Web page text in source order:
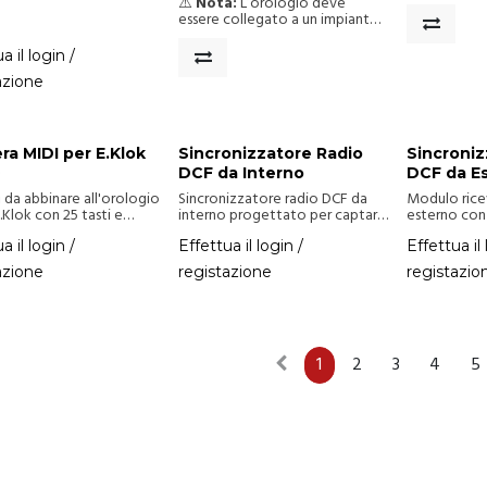
Da utilizzare con
il login /
essere collegato a un impianto
incluso.
delle
legale,
MIDI per E.Klok
da abbinare all'orologio
con 25 tasti e
di gestione pad clip,
eseguire e registrare
il login /
Sincronizzatore Radio
DCF da Interno
Sincronizzatore radio DCF da
interno progettato per captare
i segnali temporali trasmessi dal
trasmettitore DCF77 di
Mainflingen (Germania).
Amplifica e demodula i segnali,
Effettua il login /
registazione
DCF da
Modulo
esterno
e
e ora.
Effettua il
1 2 3 4 5